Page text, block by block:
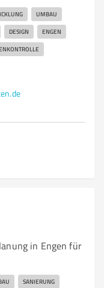
UMBAU
DESIGN ENGEN
in Engen für
SANIERUNG